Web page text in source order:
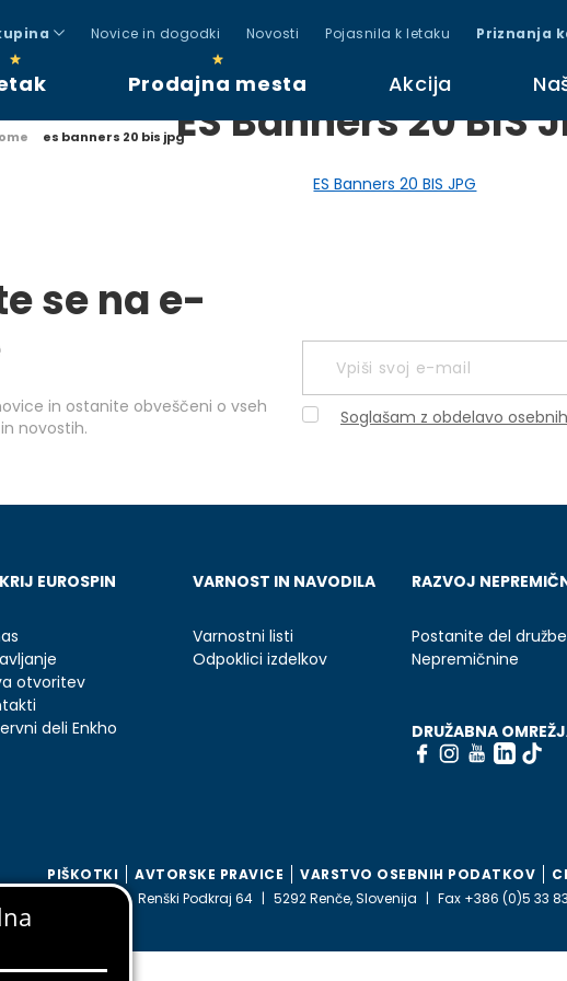
Novice in dogodki Novosti Pojasnila k letaku Priznanja
Prodajna mesta Akcija
es banners 20 bis jpgES Banners 20 BIS
ES Banners 20 BIS JPG
se na e-
in ostanite obveščeni o vseh
novostih.
Soglašam z obdelavo
EUROSPIN
otvoritev
deli Enkho
VARNOST IN NAVODILA
Varnostni listi
Odpoklici izdelkov
RAZVOJ
Postanite del družbe
Nepremičnine
DRUŽABNA
PIŠKOTKI AVTORSKE PRAVICE VARSTVO OSEBNIH PODATKOV
Renški Podkraj 64 5292 Renče, Slovenija Fax +386 (0)5 33